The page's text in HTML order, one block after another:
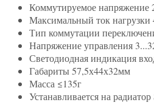
Коммутируемое напряжение
Максимальный ток нагрузки
Тип коммутации
Напряжение управления
Светодиодная индикация
Габариты 57,5х44х32мм
Масса ≤135г
Устанавливается на